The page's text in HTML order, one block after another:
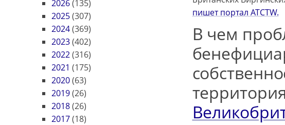
2026(135)
2025(307)
2024(369)
2023(402)
2022(316)
2021 (175)
2020(63)
2019(26)
2018(26)
2017(18)
пишет портал ATCTW.
В чем